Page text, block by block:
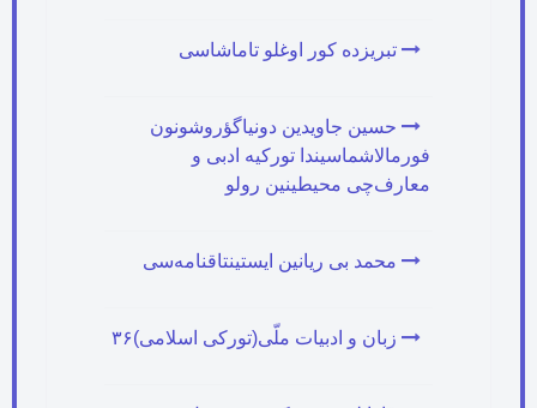
تبریزده کور اوغلو تاماشاسی
حسین جاویدین دونیاگؤروشونون
فورمالاشماسیندا تورکیه ادبی و
معارف‌چی محیطینین رولو
محمد بی ریانین ایستینتاقنامه‌سی
زبان و ادبیات ملّی(تورکی اسلامی)۳۶